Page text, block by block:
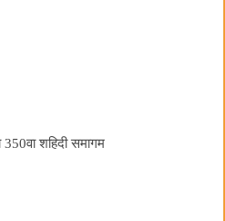
350वा शहिदी समागम